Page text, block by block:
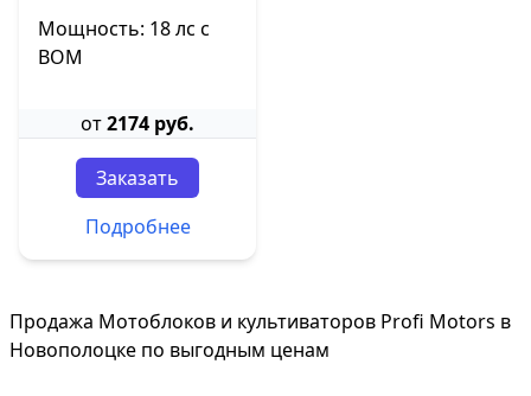
Мощность: 18 лс с
ВОМ
от2174 руб.
Заказать
Подробнее
Продажа Мотоблоков и культиваторов Profi Motors в
Новополоцке по выгодным ценам